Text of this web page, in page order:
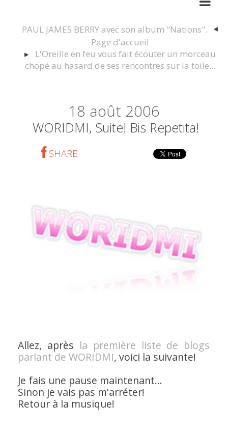
PAUL JAMES BERRY avec son album "Nations".
Page d'accueil
L'Oreille en feu vous fait écouter un morceau
chopé au hasard de ses rencontres sur la toile...
18 août 2006
WORIDMI, Suite! Bis Repetita!
SHARE
Allez, après la première liste de blogs
parlant de WORIDMI, voici la suivante!
Je fais une pause maintenant...
Sinon je vais pas m'arréter!
Retour à la musique!